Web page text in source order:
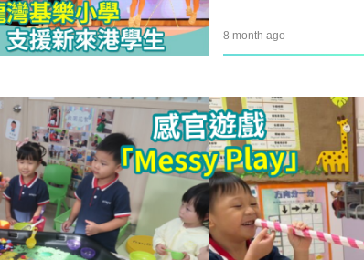
主動積極學習，「為未
8 month ago